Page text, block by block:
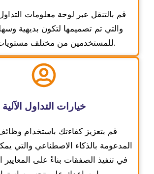
قم بالتنقل عبر لوحة معلومات
والتي تم تصميمها لتكون بديهية
للمستخدمين من مختلف مستويات الخبرة.
خيارات التداول الآلية
قم بتعزيز كفاءتك باستخدام
المدعومة بالذكاء الاصطناعي والتي
في تنفيذ الصفقات بناءً على المعايير